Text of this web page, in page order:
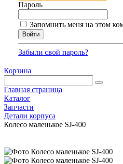
Пароль
Запомнить меня на этом
Забыли свой пароль?
Корзина
Главная страница
Каталог
Запчасти
Детали корпуса
Колесо маленькое SJ-400